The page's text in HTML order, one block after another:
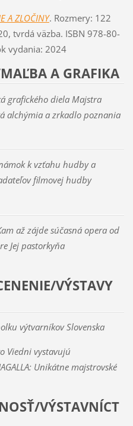
A ZLOČINY. Rozmery: 122
tvrdá väzba. ISBN 978-80-
vydania: 2024
A GRAFIKA
grafického diela Majstra
alchýmia a zrkadlo poznania
k vzťahu hudby a
filmovej hudby
až zájde súčasná opera od
Jej pastorkyňa
VÝSTAVY
výtvarníkov Slovenska
Viedni vystavujú
Unikátne majstrovské
VÝSTAVNÍCT